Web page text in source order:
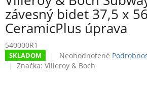
závesný bidet 37,5 x
CeramicPlus úprava
540000R1
SKLADOM
Priemerné
hodnotenie
Neohodnotené
Značka: Villeroy & Boch